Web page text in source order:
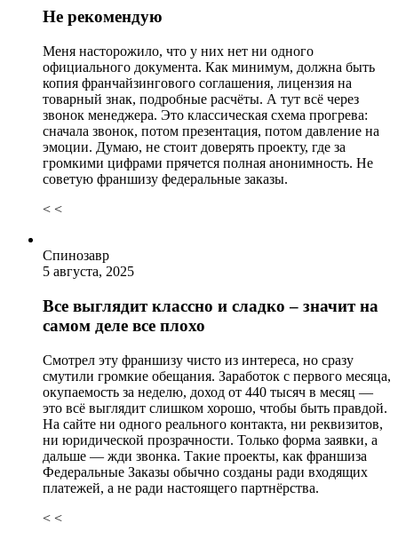
Не рекомендую
Меня насторожило, что у них нет ни одного
официального документа. Как минимум, должна быть
копия франчайзингового соглашения, лицензия на
товарный знак, подробные расчёты. А тут всё через
звонок менеджера. Это классическая схема прогрева:
сначала звонок, потом презентация, потом давление на
эмоции. Думаю, не стоит доверять проекту, где за
громкими цифрами прячется полная анонимность. Не
советую франшизу федеральные заказы.
< <
Спинозавр
5 августа, 2025
Все выглядит классно и сладко – значит на
самом деле все плохо
Смотрел эту франшизу чисто из интереса, но сразу
смутили громкие обещания. Заработок с первого месяца,
окупаемость за неделю, доход от 440 тысяч в месяц —
это всё выглядит слишком хорошо, чтобы быть правдой.
На сайте ни одного реального контакта, ни реквизитов,
ни юридической прозрачности. Только форма заявки, а
дальше — жди звонка. Такие проекты, как франшиза
Федеральные Заказы обычно созданы ради входящих
платежей, а не ради настоящего партнёрства.
< <